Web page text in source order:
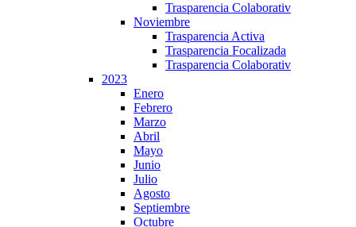
Trasparencia Colaborativ
Noviembre
Trasparencia Activa
Trasparencia Focalizada
Trasparencia Colaborativ
2023
Enero
Febrero
Marzo
Abril
Mayo
Junio
Julio
Agosto
Septiembre
Octubre